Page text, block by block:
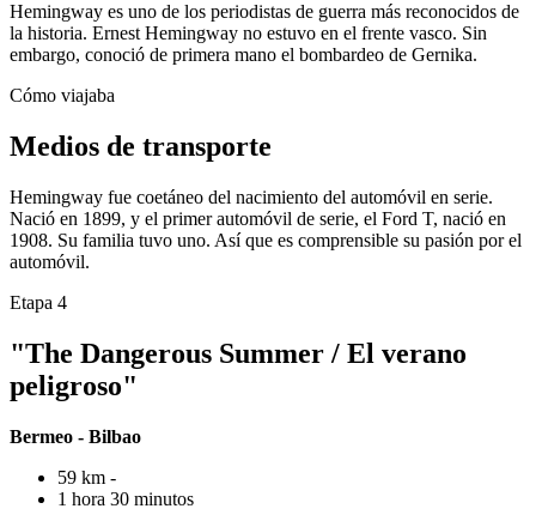
Hemingway es uno de los periodistas de guerra más reconocidos de
la historia. Ernest Hemingway no estuvo en el frente vasco. Sin
embargo, conoció de primera mano el bombardeo de Gernika.
Cómo viajaba
Medios de transporte
Hemingway fue coetáneo del nacimiento del automóvil en serie.
Nació en 1899, y el primer automóvil de serie, el Ford T, nació en
1908. Su familia tuvo uno. Así que es comprensible su pasión por el
automóvil.
Etapa 4
"The Dangerous Summer / El verano
peligroso"
Bermeo - Bilbao
59 km -
1 hora 30 minutos